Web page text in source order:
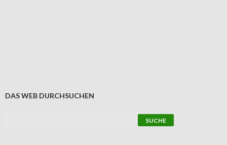
DAS WEB DURCHSUCHEN